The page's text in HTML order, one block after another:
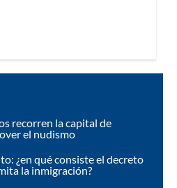
recorren la capital de
el nudismo
¿en qué consiste el decreto
la inmigración?